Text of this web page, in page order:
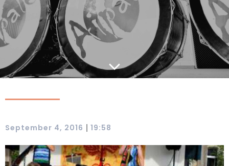
September 4, 2016 | 19:58